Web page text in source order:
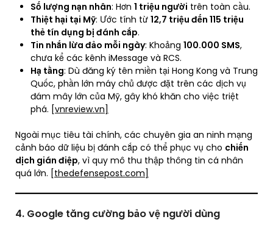
Số lượng nạn nhân: Hơn 1 triệu người trên toàn cầu.
Thiệt hại tại Mỹ: Ước tính từ 12,7 triệu đến 115 triệu
thẻ tín dụng bị đánh cắp.
Tin nhắn lừa đảo mỗi ngày: Khoảng 100.000 SMS,
chưa kể các kênh iMessage và RCS.
Hạ tầng: Dù đăng ký tên miền tại Hong Kong và Trung
Quốc, phần lớn máy chủ được đặt trên các dịch vụ
đám mây lớn của Mỹ, gây khó khăn cho việc triệt
phá. [vnreview.vn]
Ngoài mục tiêu tài chính, các chuyên gia an ninh mạng
cảnh báo dữ liệu bị đánh cắp có thể phục vụ cho chiến
dịch gián điệp, vì quy mô thu thập thông tin cá nhân
quá lớn. [thedefensepost.com]
4. Google tăng cường bảo vệ người dùng